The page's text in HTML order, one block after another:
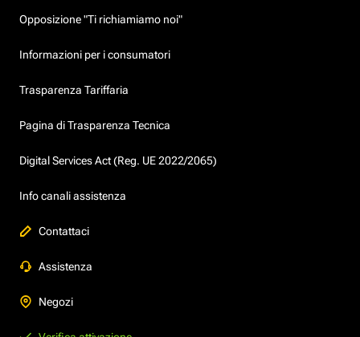
Opposizione "Ti richiamiamo noi"
Informazioni per i consumatori
Trasparenza Tariffaria
Pagina di Trasparenza Tecnica
Digital Services Act (Reg. UE 2022/2065)
Info canali assistenza
Contattaci
Assistenza
Negozi